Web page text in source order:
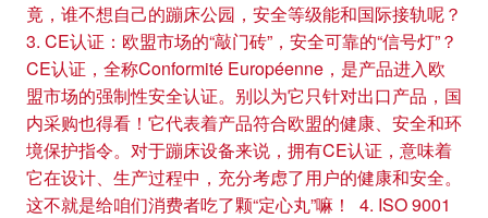
竟，谁不想自己的蹦床公园，安全等级能和国际接轨呢？
3. CE认证：欧盟市场的“敲门砖”，安全可靠的“信号灯”？
CE认证，全称Conformité Européenne，是产品进入欧
盟市场的强制性安全认证。别以为它只针对出口产品，国
内采购也得看！它代表着产品符合欧盟的健康、安全和环
境保护指令。对于蹦床设备来说，拥有CE认证，意味着
它在设计、生产过程中，充分考虑了用户的健康和安全。
这不就是给咱们消费者吃了颗“定心丸”嘛！ 4. ISO 9001